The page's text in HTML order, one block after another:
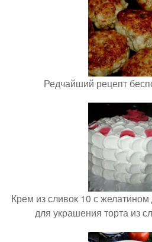
Редчайший рецепт
Крем из сливок 10 с
для украшения торта из